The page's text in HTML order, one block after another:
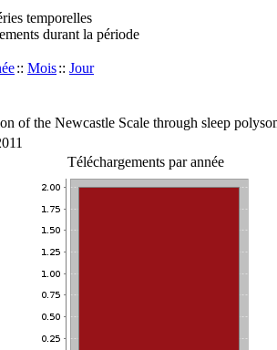
temporelles
durant la période
:: Mois:: Jour
of the Newcastle Scale through sleep
Téléchargements par année